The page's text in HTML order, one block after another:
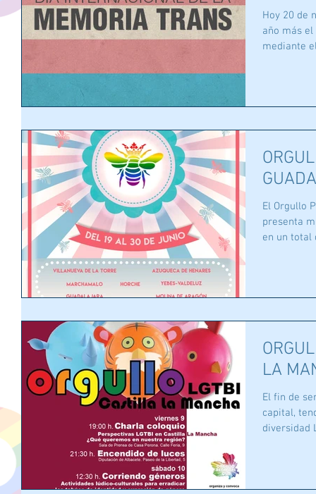
Hoy 20 de
año más
mediante
El Orgullo
presenta
en un total
LA
El fin de
capital,
diversidad